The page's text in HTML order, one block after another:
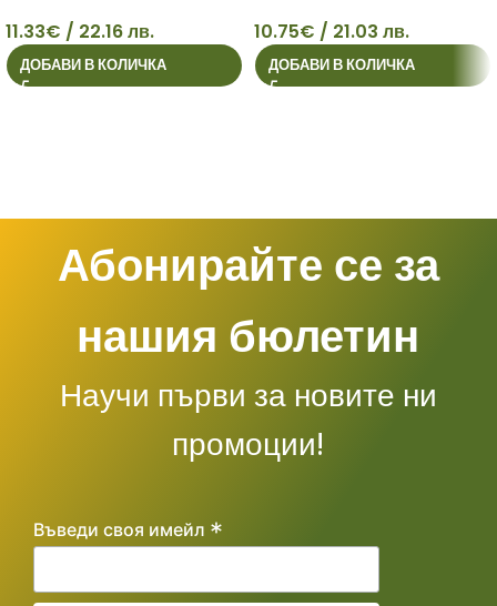
11
11.33€ / 22.16 лв.
ДОБАВИ В КОЛИЧКА
10
10.75€ / 21.03 лв.
ДОБАВИ В КОЛИЧКА
Абонирайте се за
нашия бюлетин
Научи първи за новите ни
промоции!
Въведи своя имейл *